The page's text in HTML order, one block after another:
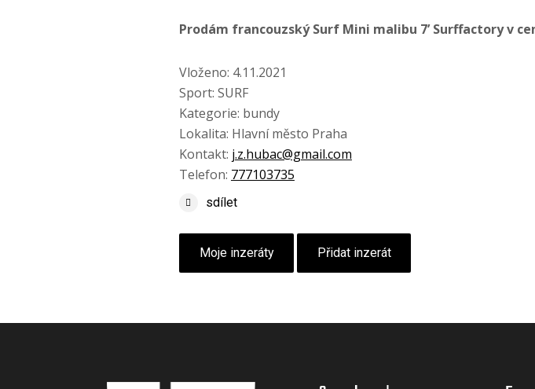
Prodám francouzský Surf Mini malibu 7’ Surffactory v
Vloženo: 4.11.2021
Sport: SURF
Kategorie: bundy
Lokalita: Hlavní město Praha
Kontakt: j.z.hubac@gmail.com
Telefon: 777103735
sdílet
Moje inzeráty Přidat inzerát